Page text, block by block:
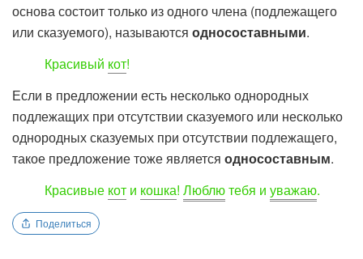
основа состоит только из одного члена (подлежащего
или сказуемого), называются односоставными.
Красивый кот!
Если в предложении есть несколько однородных
подлежащих при отсутствии сказуемого или несколько
однородных сказуемых при отсутствии подлежащего,
такое предложение тоже является односоставным.
Красивые кот и кошка! Люблютебя и уважаю.
Поделиться